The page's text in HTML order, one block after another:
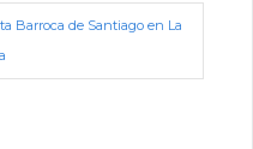
Barroca de Santiago en La